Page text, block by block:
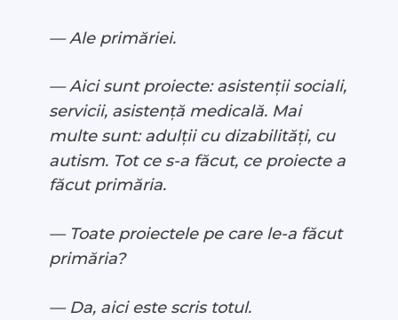
— Ale primăriei.
— Aici sunt proiecte: asistenții sociali,
servicii, asistență medicală. Mai
multe sunt: adulții cu dizabilități, cu
autism. Tot ce s-a făcut, ce proiecte a
făcut primăria.
— Toate proiectele pe care le-a făcut
primăria?
— Da, aici este scris totul.